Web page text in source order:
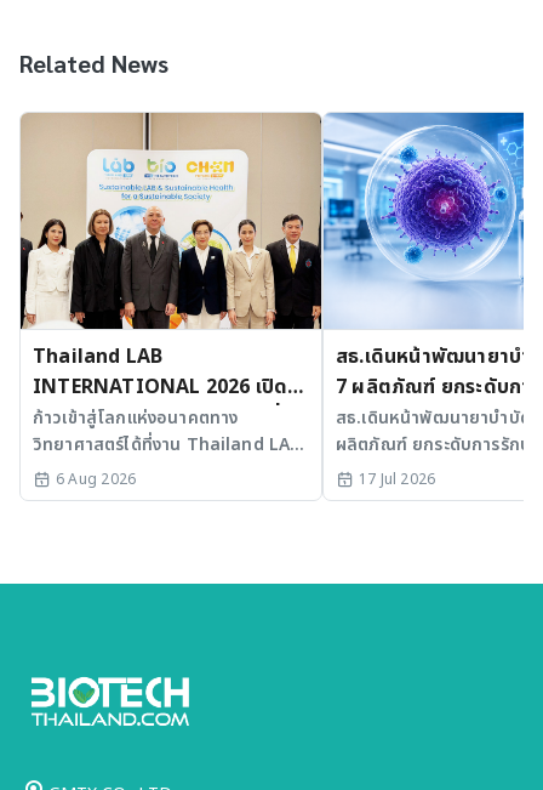
Related News
Thailand LAB
INTERNATIONAL 2026 เปิด
เวที AI รวม 3 งานใหญ่ ขับเคลื่อน
ไทยสู่ศูนย์กลางนวัตกรรมอาเซียน
ก้าวเข้าสู่โลกแห่งอนาคตทาง
วิทยาศาสตร์ได้ที่งาน Thailand LAB
INTERNATIONAL 2026
6 Aug 2026
สธ.เดินหน้าพัฒนายาบำ
7 ผลิตภัณฑ์ ยกระดับกา
มะเร็งและ SLE
สธ.เดินหน้าพัฒนายาบำบัด
ผลิตภัณฑ์ ยกระดับการรักษา
SLE พร้อมเร่ง Medical AI
ประเทศไทย
17 Jul 2026